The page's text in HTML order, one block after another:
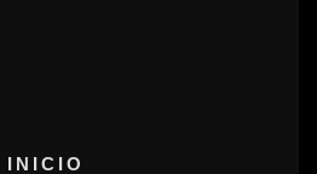
INICIO